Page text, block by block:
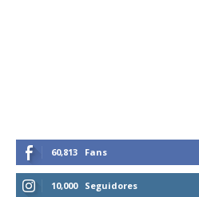
60,813 Fans
10,000 Seguidores